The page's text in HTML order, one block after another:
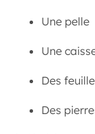
Une pelle
Une
Des
Des